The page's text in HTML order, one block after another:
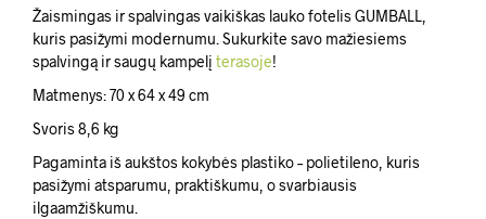
Žaismingas ir spalvingas vaikiškas lauko fotelis GUMBALL,
kuris pasižymi modernumu. Sukurkite savo mažiesiems
spalvingą ir saugų kampelį terasoje!
Matmenys: 70 x 64 x 49 cm
Svoris 8,6 kg
Pagaminta iš aukštos kokybės plastiko – polietileno, kuris
pasižymi atsparumu, praktiškumu, o svarbiausis
ilgaamžiškumu.